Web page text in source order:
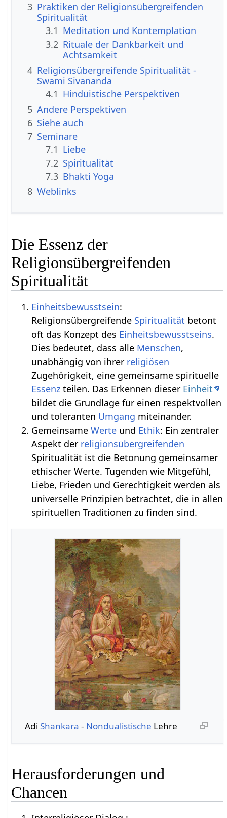
3 Praktiken der Religionsübergreifenden
Spiritualität
3.1 Meditation und Kontemplation
3.2 Rituale der Dankbarkeit und
Achtsamkeit
4 Religionsübergreifende Spiritualität -
Swami Sivananda
4.1 Hinduistische Perspektiven
5 Andere Perspektiven
6 Siehe auch
7 Seminare
7.1 Liebe
7.2 Spiritualität
7.3 Bhakti Yoga
8 Weblinks
Die Essenz der
Religionsübergreifenden
Spiritualität
Einheitsbewusstsein:
Religionsübergreifende Spiritualität betont
oft das Konzept des Einheitsbewusstseins.
Dies bedeutet, dass alle Menschen,
unabhängig von ihrer religiösen
Zugehörigkeit, eine gemeinsame spirituelle
Essenz teilen. Das Erkennen dieser Einheit
bildet die Grundlage für einen respektvollen
und toleranten Umgang miteinander.
GemeinsameWerte und Ethik: Ein zentraler
Aspekt der religionsübergreifenden
Spiritualität ist die Betonung gemeinsamer
ethischer Werte. Tugenden wie Mitgefühl,
Liebe, Frieden und Gerechtigkeit werden als
universelle Prinzipien betrachtet, die in allen
spirituellen Traditionen zu finden sind.
Adi Shankara - Nondualistische Lehre
Herausforderungen und
Chancen